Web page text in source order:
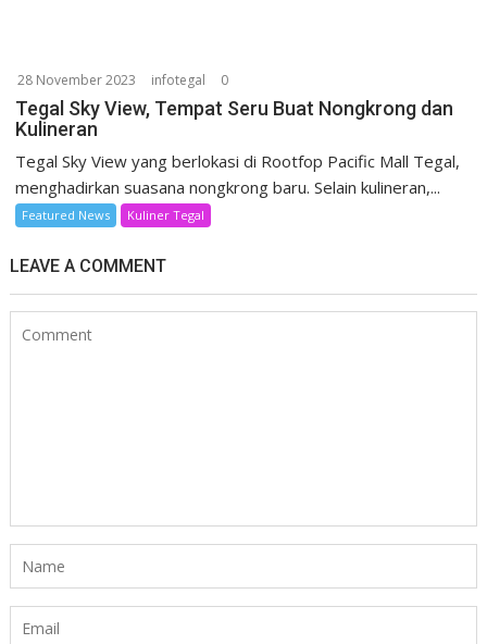
28 November 2023 infotegal 0
Tegal Sky View, Tempat Seru Buat Nongkrong dan
Kulineran
Tegal Sky View yang berlokasi di Rootfop Pacific Mall Tegal,
menghadirkan suasana nongkrong baru. Selain kulineran,...
Featured News Kuliner Tegal
LEAVE A COMMENT